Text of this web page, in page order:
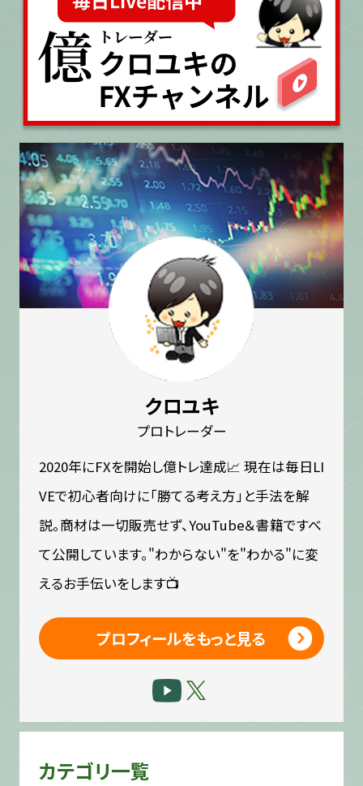
クロユキ
プロトレーダー
2020年にFXを開始し億トレ達成📈 現在は毎日LI
VEで初心者向けに「勝てる考え方」と手法を解
説。商材は一切販売せず、YouTube＆書籍ですべ
て公開しています。"わからない"を"わかる"に変
えるお手伝いをします📺
プロフィールをもっと見る
カテゴリ一覧